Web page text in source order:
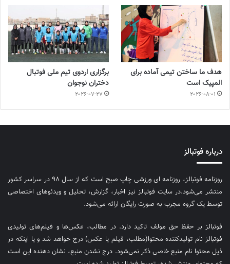
هدف ما ساختن تیمی آماده برای
المپیک است
2026-08-01
برگزاری اردوی تیم ملی فوتبال
دختران نوجوان
2026-07-27
درباره فوتبالز
روزنامه فوتبالز، روزنامه ای ورزشی چاپ صبح است که از سال ۹۸ در سراسر کشور
منتشر می‌شود.در سایت فوتبالز نیز اخبار، گزارش، تحلیل و ویدئوهای اختصاصی
توسط یک گروه مجرب به صورت رایگان ارائه می‌شود.
فوتبالز بر حفظ حق مولف تاکید دارد. در مطالب، عکس‌ها و فیلم‌های تولیدی
فوتبالز نام تولیدکننده محتوا(مطلب، فیلم یا عکس) درج خواهد شد و یا اینکه در
ذیل محتوا نام منبع خاصی ذکر نمی‌‎شود. درج نشدن منبع، نشان دهنده این است